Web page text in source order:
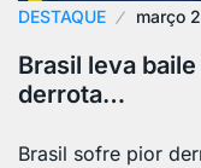
DESTAQUE março
Brasil leva
derrota…
Brasil sofre pior